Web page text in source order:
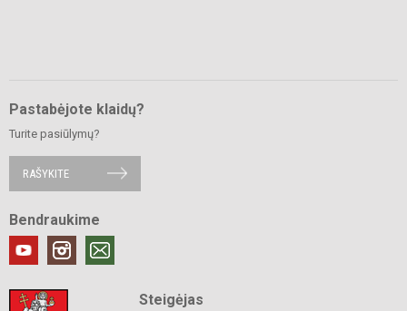
Pastabėjote klaidų?
Turite pasiūlymų?
RAŠYKITE
Bendraukime
Steigėjas